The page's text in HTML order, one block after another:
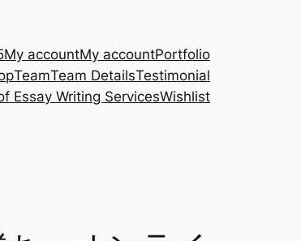
My accountMy accountPortfolio
TeamTeam DetailsTestimonial
Essay Writing ServicesWishlist